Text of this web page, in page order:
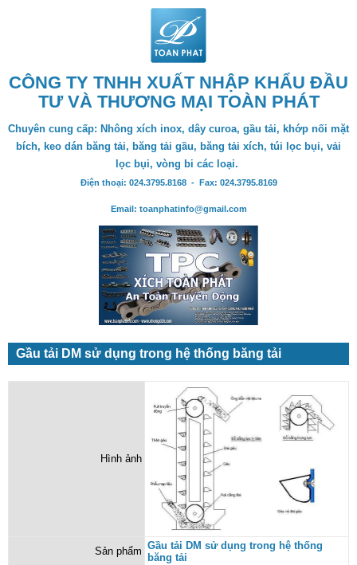
CÔNG TY TNHH XUẤT NHẬP KHẨU ĐẦU
TƯ VÀ THƯƠNG MẠI TOÀN PHÁT
Chuyên cung cấp: Nhông xích inox, dây curoa, gầu tải, khớp nối mặt
bích, keo dán băng tải, băng tải gầu, băng tải xích, túi lọc bụi, vải
lọc bụi, vòng bi các loại.
Điện thoại: 024.3795.8168 - Fax: 024.3795.8169
Email: toanphatinfo@gmail.com
Gầu tải DM sử dụng trong hệ thống băng tải
Hình ảnh
Sản phẩm Gầu tải DM sử dụng trong hệ thống
băng tải